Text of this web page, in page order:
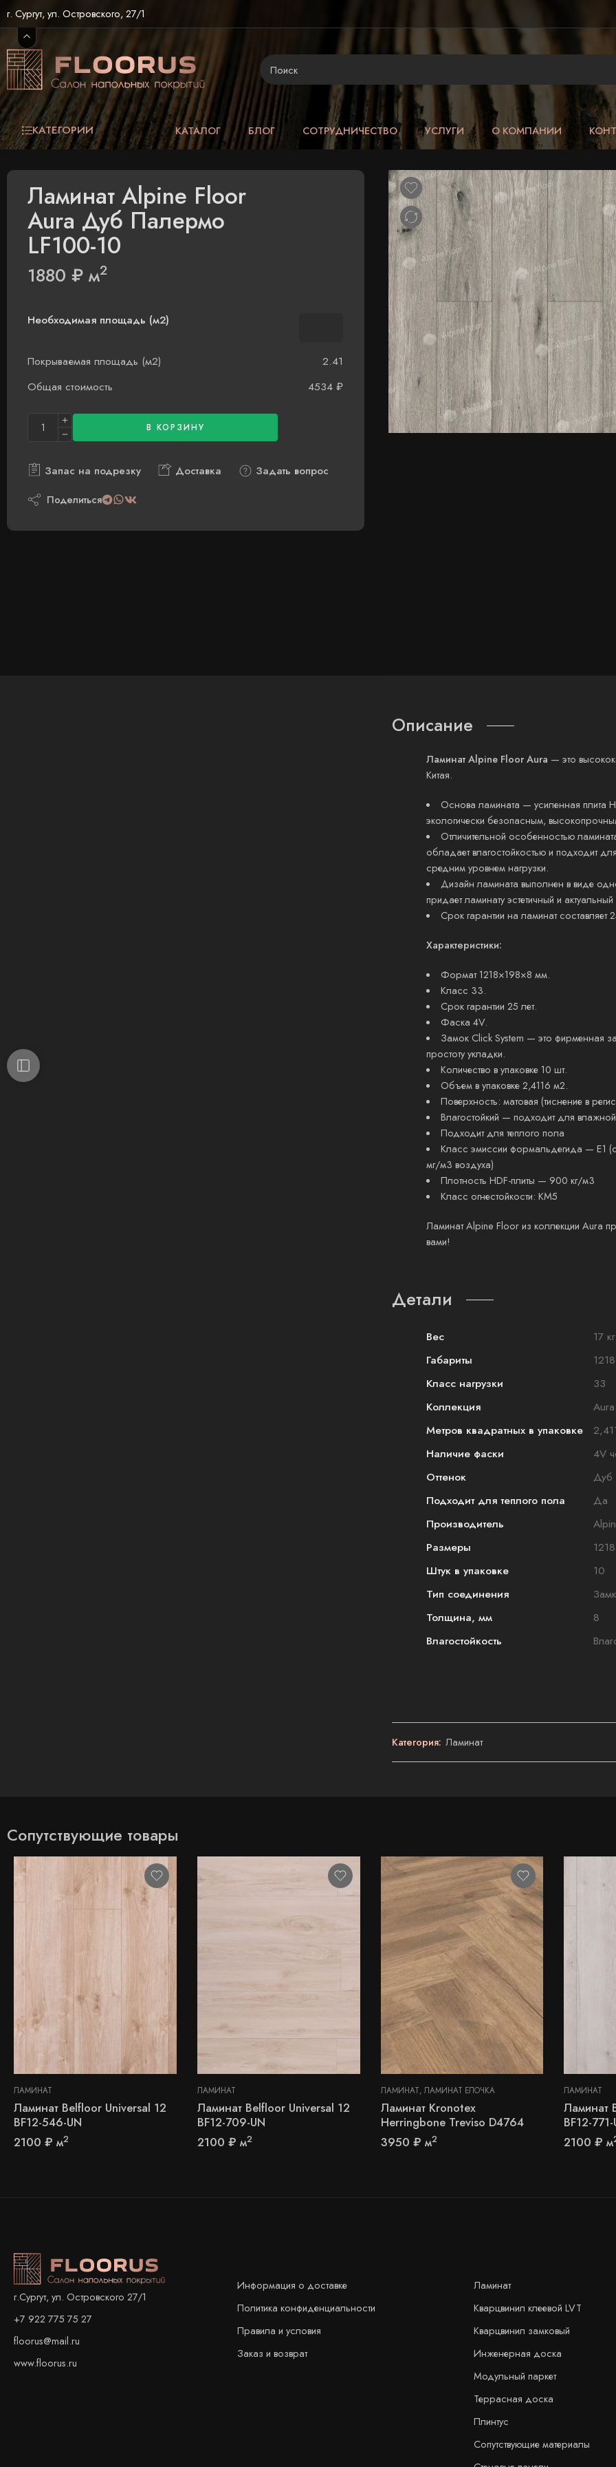
г. Сургут, ул. Островского, 27/1
КАТЕГОРИИ КАТАЛОГ БЛОГ СОТРУДНИЧЕСТВО УСЛУГИ О КОМПАНИИ
Ламинат Alpine Floor
Aura Дуб Палермо
LF100-10
1880 ₽ м2
Необходимая площадь (м2)
Покрываемая площадь (м2)
2.41
Общая стоимость
4534 ₽
В КОРЗИНУ
Запас на подрезку Доставка Задать вопрос
Поделиться
Описание
Ламинат Alpine Floor Aura — это
Китая.
Основа ламината — усиленная плита
экологически безопасным,
Отличительной особенностью
обладает влагостойкостью и подходит
средним уровнем нагрузки.
Дизайн ламината выполнен в виде
придает ламинату эстетичный и
Срок гарантии на ламинат
Характеристики:
Формат 1218×198×8 мм.
Класс 33.
Срок гарантии 25 лет.
Фаска 4V.
Замок Click System — это фирменная
простоту укладки.
Количество в упаковке 10 шт.
Объем в упаковке 2,4116 м2.
Поверхность: матовая (тиснение в
Влагостойкий — подходит для
Подходит для теплого пола
Класс эмиссии формальдегида — E1
мг/м3 воздуха)
Плотность HDF-плиты — 900 кг/м3
Класс огнестойкости: КМ5
Ламинат Alpine Floor из коллекции Aura
вами!
Детали
Вес
17 кг
Габариты
Класс нагрузки
33
Коллекция
Aura
Метров квадратных в упаковке
Наличие фаски
4V
Оттенок
Дуб
Подходит для теплого пола
Да
Производитель
Размеры
Штук в упаковке
10
Тип соединения
Толщина, мм
8
Влагостойкость
Категория: Ламинат
Сопутствующие товары
ЛАМИНАТ
Ламинат Belfloor Universal 12
BF12-546-UN
2100 ₽ м2
ЛАМИНАТ
Ламинат Belfloor Universal 12
BF12-709-UN
2100 ₽ м2
ЛАМИНАТ, ЛАМИНАТ ЁЛОЧКА
Ламинат Kronotex
Herringbone Treviso D4764
3950 ₽ м2
ЛАМИНАТ
Ламинат
BF12-771-
2100₽ м
г.Сургут, ул. Островского 27/1
+7 922 775 75 27
floorus@mail.ru
www.floorus.ru
Информация о доставке
Политика конфиденциальности
Правила и условия
Заказ и возврат
Ламинат
Кварцвинил клеевой LVT
Кварцвинил замковый
Инженерная доска
Модульный паркет
Террасная доска
Плинтус
Сопутствующие материалы